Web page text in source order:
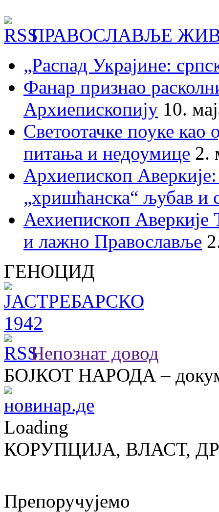
ПРАВОСЛАВЉЕ
„Распад Украјине:
Фанар признао
Архиепископију 10.
Светоотачке поуке као
питања и недоумице 2.
Архиепископ
„хришћанска“ љубав и
Аехиепископ
и лажно Православље
ГЕНОЦИД
Непознат довод
БОЈКОТ НАРОДА –
Loading
КОРУПЦИЈА, ВЛАСТ,
Препоручујемо